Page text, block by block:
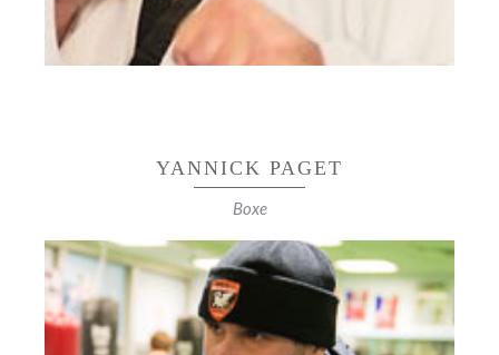
YANNICK PAGET
Boxe